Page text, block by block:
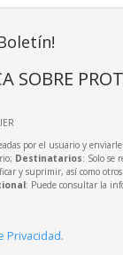
SOBRE
por el usuario y
Destinatarios: Solo se
y suprimir, así como
: Puede consultar la
Privacidad.